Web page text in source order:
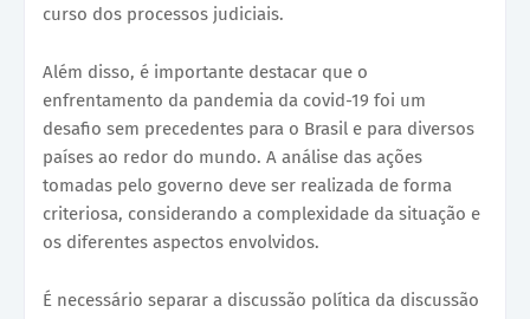
curso dos processos judiciais.
Além disso, é importante destacar que o
enfrentamento da pandemia da covid-19 foi um
desafio sem precedentes para o Brasil e para diversos
países ao redor do mundo. A análise das ações
tomadas pelo governo deve ser realizada de forma
criteriosa, considerando a complexidade da situação e
os diferentes aspectos envolvidos.
É necessário separar a discussão política da discussão